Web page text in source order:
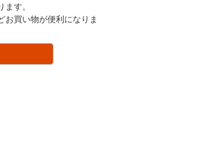
す。
お買い物が便利になりま